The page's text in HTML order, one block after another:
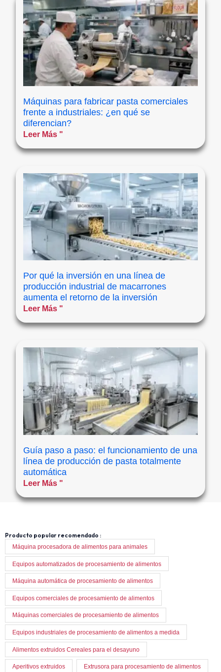
Máquinas para fabricar pasta comerciales
frente a industriales: ¿en qué se
diferencian?
Leer Más "
Por qué la inversión en una línea de
producción industrial de macarrones
aumenta el retorno de la inversión
Leer Más "
Guía paso a paso: el funcionamiento de una
línea de producción de pasta totalmente
automática
Leer Más "
Producto popular recomendado :
Máquina procesadora de alimentos para animales
Equipos automatizados de procesamiento de alimentos
Máquina automática de procesamiento de alimentos
Equipos comerciales de procesamiento de alimentos
Máquinas comerciales de procesamiento de alimentos
Equipos industriales de procesamiento de alimentos a medida
Alimentos extruidos Cereales para el desayuno
Aperitivos extruidos Extrusora para procesamiento de alimentos